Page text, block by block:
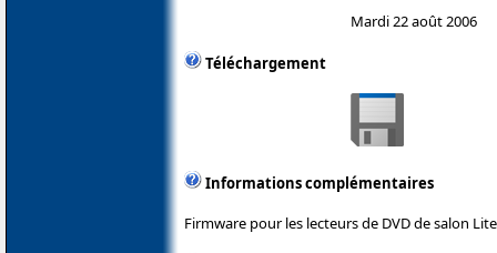
Mardi 22 août 2006
Téléchargement
Informations complémentaires
Firmware pour les lecteurs de DVD de salon